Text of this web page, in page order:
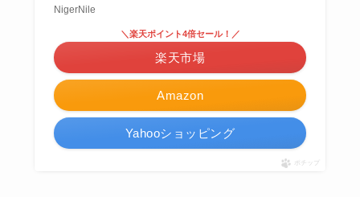
NigerNile
Amazon
＼楽天ポイント4倍セール！／
楽天市場
Yahooショッピング
ポチップ